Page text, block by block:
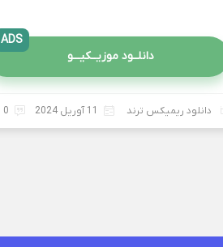
دانلــود موزیــکیـــو
ADS
دانلود ریمیکس ترند 11 آوریل 2024 0 نظر